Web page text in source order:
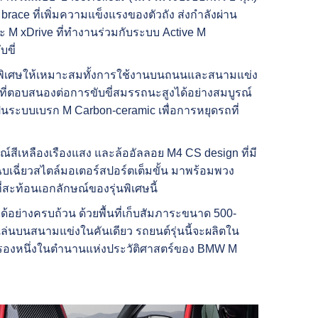
ที่เพิ่มความแข็งแรงของตัวถัง ส่งกำลังผ่าน
xDrive ที่ทำงานร่วมกับระบบ Active M
ขี่
เศษให้เหมาะสมทั้งการใช้งานบนถนนและสนามแข่ง
ตอบสนองต่อการขับขี่สมรรถนะสูงได้อย่างสมบูรณ์
ะบบเบรก M Carbon-ceramic เพื่อการหยุดรถที่
หลืองเรืองแสง และล้ออัลลอย M4 CS design ที่มี
ฉี่ยวสไตล์มอเตอร์สปอร์ตเต็มขั้น มาพร้อมพวง
สะท้อนเอกลักษณ์ของรุ่นพิเศษนี้
อย่างครบถ้วน ด้วยพื้นที่เก็บสัมภาระขนาด 500-
นบนสนามแข่งในคันเดียว รถยนต์รุ่นนี้จะผลิตใน
งหนึ่งในตำนานแห่งประวัติศาสตร์ของ BMW M